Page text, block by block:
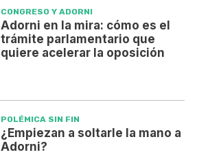
CONGRESO Y ADORNI
Adorni en la mira: cómo es el
trámite parlamentario que
quiere acelerar la oposición
POLÉMICA SIN FIN
¿Empiezan a soltarle la mano a
Adorni?